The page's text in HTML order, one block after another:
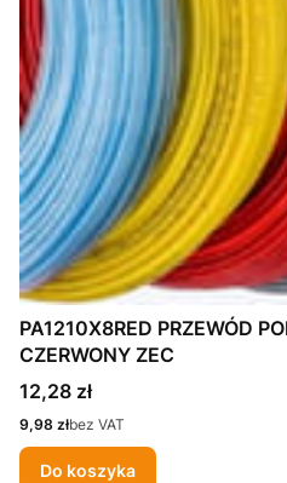
PA1210X8RED PRZEWÓD
CZERWONY ZEC
Cena
12,28 zł
Cena
9,98 złbez VAT
Do koszyka